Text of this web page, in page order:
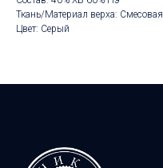
Ткань/Материал верха: Смесовая
Цвет: Серый